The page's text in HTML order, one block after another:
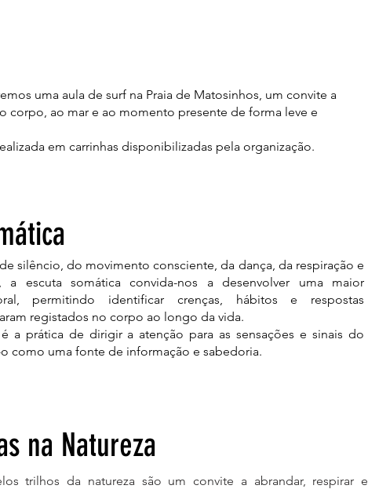
uma aula de surf na Praia de Matosinhos, um convite a
corpo, ao mar e ao momento presente de forma leve e
em carrinhas disponibilizadas pela organização.
silêncio, do movimento consciente, da dança, da respiração e
a escuta somática convida-nos a desenvolver uma maior
permitindo identificar crenças, hábitos e respostas
registados no corpo ao longo da vida.
a prática de dirigir a atenção para as sensações e sinais do
como uma fonte de informação e sabedoria.
na Natureza
trilhos da natureza são um convite a abrandar, respirar e